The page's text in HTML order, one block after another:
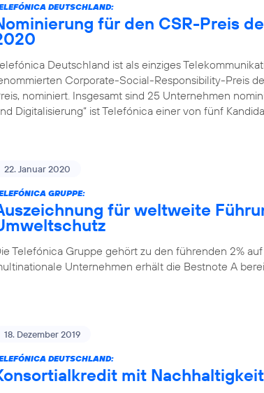
DEUTSCHLAND:
für den CSR-Preis
Deutschland ist als einziges
Corporate-Social-Responsibility-Preis
nominiert. Insgesamt sind 25 Unternehmen
Digitalisierung“ ist Telefónica einer von fünf
22. Januar 2020
GRUPPE:
für weltweite
Telefónica Gruppe gehört zu den führenden 2%
Unternehmen erhält die Bestnote A
18. Dezember 2019
DEUTSCHLAND:
mit